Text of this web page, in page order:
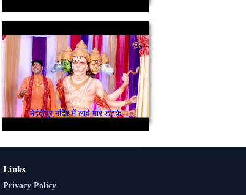
मेहंदीपुर मंदिर में लावे मार डटके
Links
Privacy Policy